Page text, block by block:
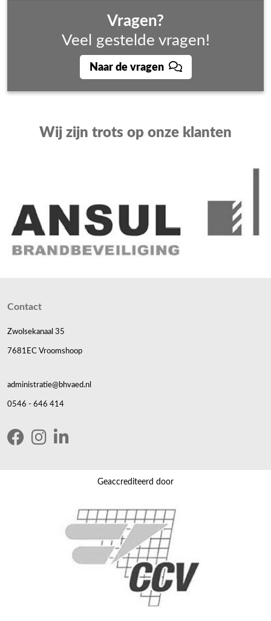
Vragen?
Veel gestelde vragen!
Naar de vragen
Wij zijn trots op onze klanten
Contact
Zwolsekanaal 35
7681EC Vroomshoop
administratie@bhvaed.nl
0546 - 646 414
Geaccrediteerd door